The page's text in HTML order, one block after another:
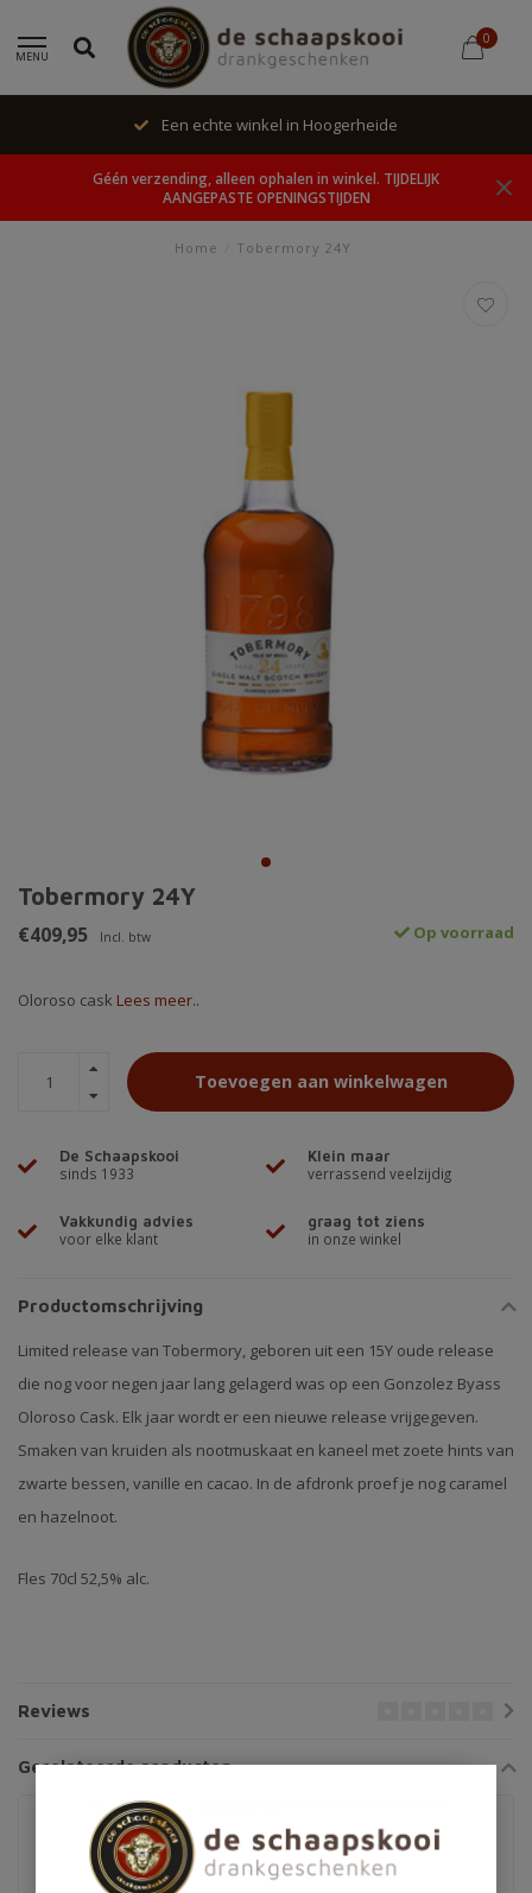
MENU
0
Een echte winkel in Hoogerheide
Géén verzending, alleen ophalen in winkel. TIJDELIJK
AANGEPASTE OPENINGSTIJDEN
Home Tobermory 24Y
Tobermory 24Y
€409,95 Incl. btw Op voorraad
Oloroso cask Lees meer..
Toevoegen aan winkelwagen
De Schaapskooi
sinds 1933
Klein maar
verrassend veelzijdig
Vakkundig advies
voor elke klant
graag tot ziens
in onze winkel
Productomschrijving
Limited release van Tobermory, geboren uit een 15Y oude release
die nog voor negen jaar lang gelagerd was op een Gonzolez Byass
Oloroso Cask. Elk jaar wordt er een nieuwe release vrijgegeven.
Smaken van kruiden als nootmuskaat en kaneel met zoete hints van
zwarte bessen, vanille en cacao. In de afdronk proef je nog caramel
en hazelnoot.
Fles 70cl 52,5% alc.
Reviews
Gerelateerde producten